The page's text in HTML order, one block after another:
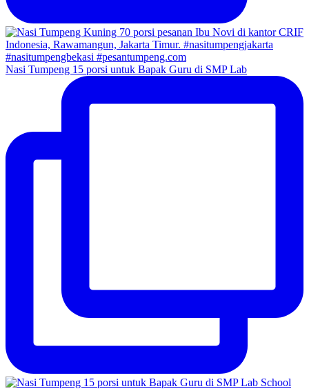
Nasi Tumpeng 15 porsi untuk Bapak Guru di SMP Lab